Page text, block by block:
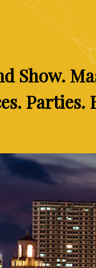
Show.
Parties.